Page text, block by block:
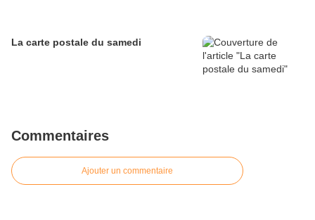
La carte postale du samedi
Commentaires
Ajouter un commentaire